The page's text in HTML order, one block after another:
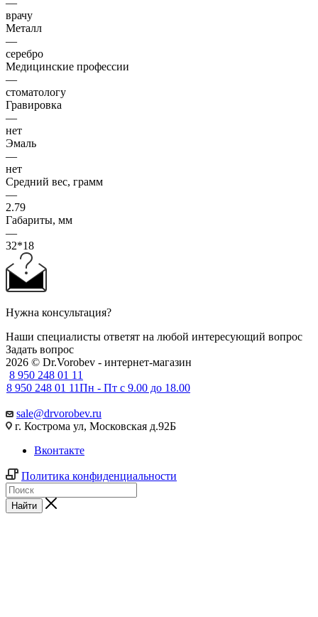
врачу
Металл
—
серебро
Медицинские профессии
—
стоматологу
Гравировка
—
нет
Эмаль
—
нет
Средний вес, грамм
—
2.79
Габариты, мм
—
32*18
Нужна консультация?
Наши специалисты ответят на любой интересующий вопрос
Задать вопрос
2026 © Dr.Vorobev - интернет-магазин
8 950 248 01 11
8 950 248 01 11Пн - Пт с 9.00 до 18.00
sale@drvorobev.ru
г. Кострома ул, Московская д.92Б
Вконтакте
Политика конфиденциальности
Найти